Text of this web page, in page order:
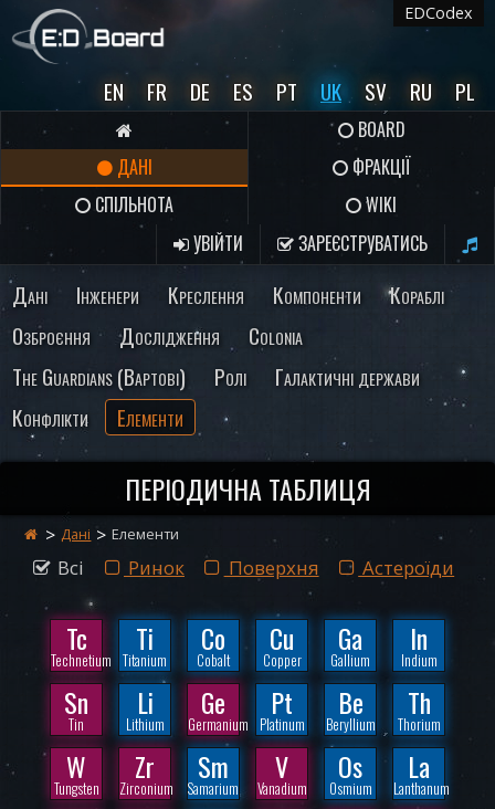
EDCodex
EN FR DE ES PT UK SV RU PL
BOARD
ДАНІ
ФРАКЦІЇ
СПІЛЬНОТА
WIKI
УВІЙТИ
ЗАРЕЄСТРУВАТИСЬ
Дані Інженери Креслення Компоненти
Кораблі
Озброєння
Дослідження
Colonia
The Guardians (Вартові)
Ролі
Галактичні держави
Конфлікти
Елементи
ПЕРІОДИЧНА ТАБЛИЦЯ
Дані Елементи
Всі Ринок Поверхня Астероїди
Tc
Technetium
Ti
Titanium
Co
Cobalt
Cu
Copper
Ga
Gallium
In
Indium
Sn
Tin
Li
Lithium
Ge
Germanium
Pt
Platinum
Be
Beryllium
Th
Thorium
W
Tungsten
Zr
Zirconium
Sm
Samarium
V
Vanadium
Os
Osmium
La
Lanthanum